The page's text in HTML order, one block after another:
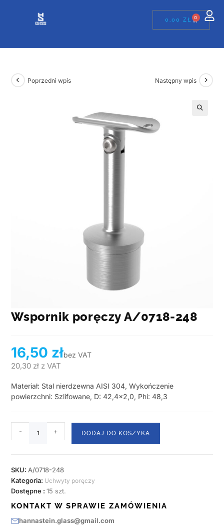
0,00ZŁ 0
Poprzedni wpis Następny wpis
Wspornik poręczy A/0718-248
16,50 złbez VAT
20,30 zł z VAT
Materiał: Stal nierdzewna AISI 304, Wykończenie
powierzchni: Szlifowane, D: 42,4×2,0, Phi: 48,3
- + DODAJ DO KOSZYKA
SKU: A/0718-248
Kategoria: Uchwyty poręczy
Dostępne :15 szt.
KONTAKT W SPRAWIE ZAMÓWIENIA
hannastein.glass@gmail.com